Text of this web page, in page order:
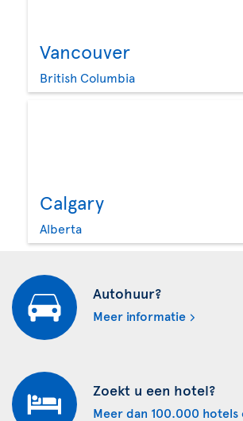
Vancouver
British Columbia
Calgary
Alberta
Autohuur?
Meer informatie
Zoekt u een hotel?
Meer dan 100.000 hotels